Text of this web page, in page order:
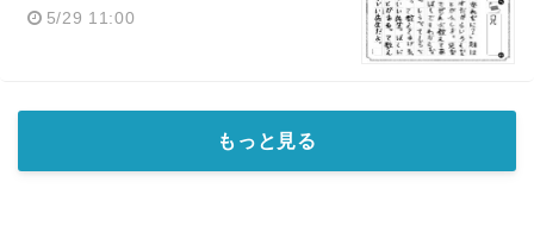
5/29 11:00
もっと見る